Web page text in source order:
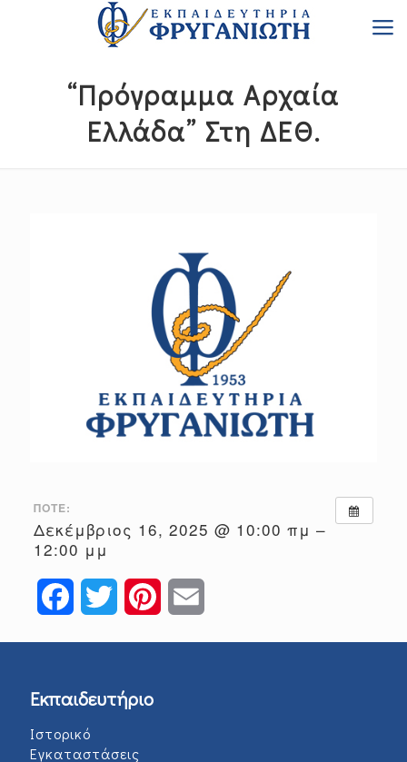
“Πρόγραμμα Αρχαία
Ελλάδα” Στη ΔΕΘ.
ΠΌΤΕ:
Δεκέμβριος 16, 2025 @ 10:00 πμ –
12:00 μμ
FacebookTwitter Pinterest
Εκπαιδευτήριο
Ιστορικό
Εγκαταστάσεις